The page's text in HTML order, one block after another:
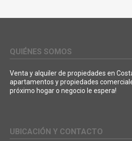
QUIÉNES SOMOS
Venta y alquiler de propiedades en
apartamentos y propiedades
próximo hogar o negocio le espera!
UBICACIÓN Y CONTACTO